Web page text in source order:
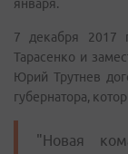
января.
7 декабря 2017
Тарасенко и
Юрий Трутнев
губернатора,
"Новая